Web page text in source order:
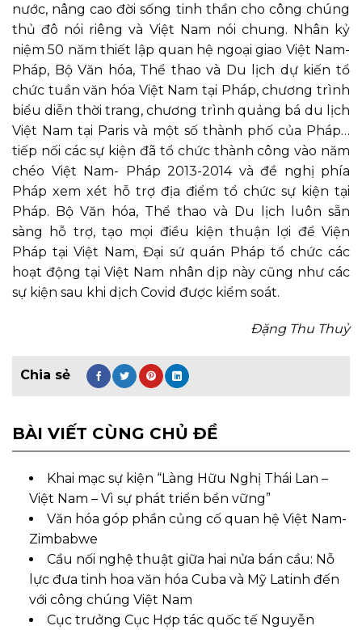
nước, nâng cao đời sống tinh thần cho công chúng
thủ đô nói riêng và Việt Nam nói chung. Nhân kỷ
niệm 50 năm thiết lập quan hệ ngoại giao Việt Nam-
Pháp, Bộ Văn hóa, Thể thao và Du lịch dự kiến tổ
chức tuần văn hóa Việt Nam tại Pháp, chương trình
biểu diễn thời trang, chương trình quảng bá du lịch
Việt Nam tại Paris và một số thành phố của Pháp…
tiếp nối các sự kiện đã tổ chức thành công vào năm
chéo Việt Nam- Pháp 2013-2014 và đề nghị phía
Pháp xem xét hỗ trợ địa điểm tổ chức sự kiện tại
Pháp. Bộ Văn hóa, Thể thao và Du lịch luôn sẵn
sàng hỗ trợ, tạo mọi điều kiện thuận lợi để Viện
Pháp tại Việt Nam, Đại sứ quán Pháp tổ chức các
hoạt động tại Việt Nam nhân dịp này cũng như các
sự kiện sau khi dịch Covid được kiểm soát.
Đặng Thu Thuỷ
BÀI VIẾT CÙNG CHỦ ĐỀ
Khai mạc sự kiện “Làng Hữu Nghị Thái Lan –
Việt Nam – Vì sự phát triển bền vững”
Văn hóa góp phần củng cố quan hệ Việt Nam-
Zimbabwe
Cầu nối nghệ thuật giữa hai nửa bán cầu: Nỗ
lực đưa tinh hoa văn hóa Cuba và Mỹ Latinh đến
với công chúng Việt Nam
Cục trưởng Cục Hợp tác quốc tế Nguyễn